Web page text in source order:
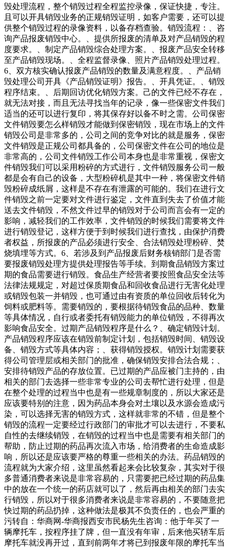
毁处理流程，整个销毁过程全程监控录像，保证快捷，专注。
且可以开具销毁业务的正规销毁证明，如客户需要，还可以提
供整个销毁过程的录像资料，以备存档查验。销毁流程：、咨
询产品报废销毁中心。、提供所报废的清单及对产品销毁的程
度要求。、制定产品销毁综合处理方案。、报废产品安全转移
至产品销毁现场。、全程监督录像、照片产品销毁处理过程。
6、双方核实确认报废产品销毁的数量及满意程度。、产品销
毁处理公司开具《产品销毁证明》报告。、开具凭证。、销毁
程序结束。、后期回访优化销毁方案。己的文件已经不存在，
就无法对接，而且无法寻找当年的记录，像一些保密文件我们
适当的还可以进行复印，将其保存好以备不时之需。公司保密
文件销毁要怎么样销毁才能做到保密销毁，现在市场上的文件
销毁公司是非常多的，公司之间的竞争对比的就是服务，保密
文件销毁是正规公司都具备的，公司保密文件在公司的地位是
非常高的，公司文件销毁工作公司本身也是非常重视，保密文
件销毁我们可以采用粉碎的方式进行，文件销毁服务公司一般
都是会有自己的设备，大型粉碎机是其中一种，将保密文件销
毁粉碎成纸屑，这样是不存在有泄露的可能的。我们在进行文
件销毁之前一定要对文件进行鉴定，文件直到失去了价值才能
送去文件销毁，不然文件过早的销毁对于公司而言会有一定的
影响，减轻我们的工作效率，文件销毁的时候我们需要将文件
进行销毁登记，这样方便于到时候我们进行查找，由保护消费
者权益，所报废的产品必须进行安全、合法销毁处理粉碎、焚
烧填埋等方式。6、若涉及到产品报废后财务核销部门是否需
要报废销毁处理方提供处理报告等手续。到期食品销毁方案过
期的食品需要进行销毁。食品生产经营者要按照食品安全法等
法律法规规定，对超过保质期食品和回收食品进行无害化处理
或销毁包装一并销毁，也可通过由有资质的单位回收后转化为
饲料或肥料等。需要销毁的，要根据待销毁食品的品种、数量
等具体情况，自行或者委托有销毁能力的单位销毁，不得再次
影响食品安全。过期产品销毁程序是什么？、确定销毁计划。
产品销毁程序应该在销毁前制定计划，包括销毁时间、销毁设
备、销毁方式等具体内容；、获得销毁授权。销毁计划需要获
得公司管理层或相关部门的批准，确保销毁安排合法合规；、
安排待销毁产品的存放位置。已过期的产品应被门主持的，由
相关的部门去选择一些非常专业的公司去帮忙进行处理，但是
在整个处理的过程当中也是有一些规章制度的，所以大家还是
应该要特别的注意，因为药品本身会对土壤以及水源会造成污
染，可以选择无害的销毁方式，这样就非常的不错，但是整个
销毁的流程一定要经过行政部门的审批才可以去进行，不要私
自性的去继续销毁，在销毁的过程当中也是需要有相关部门的
帮助，防止过期的药品再次流入市场，给消费者的生命造成影
响，所以还是应该要严格的尊重一些相关的办法。药品销毁的
流程就为大家介绍，这里虽然看起来会比较复杂，其实对于很
多普通消费者来说是非常容易的，只需要把已经过期的药品集
中的放在一个统一的药店就可以了，然后再由相关的部门去实
行销毁，所以对于很多消费者来说是非常容易的，不要随意把
快过期的药品扔掉，这种做法是极其不负责任的，也会严重的
污转自：华商网-华商报西安市民杨先生咨询：他于年买了一
辆摩托车，按程序挂了牌，但一直没有年审，后来他买轿车后
摩托车就没再开过，直到前两年才将已到报废年限的摩托车当